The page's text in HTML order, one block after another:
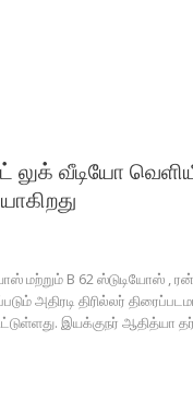
லுக் வீடியோ
மற்றும் B 62 ஸ்டுடியோஸ் ,
அதிரடி திரில்லர்
இயக்குநர் ஆதித்யா தர்